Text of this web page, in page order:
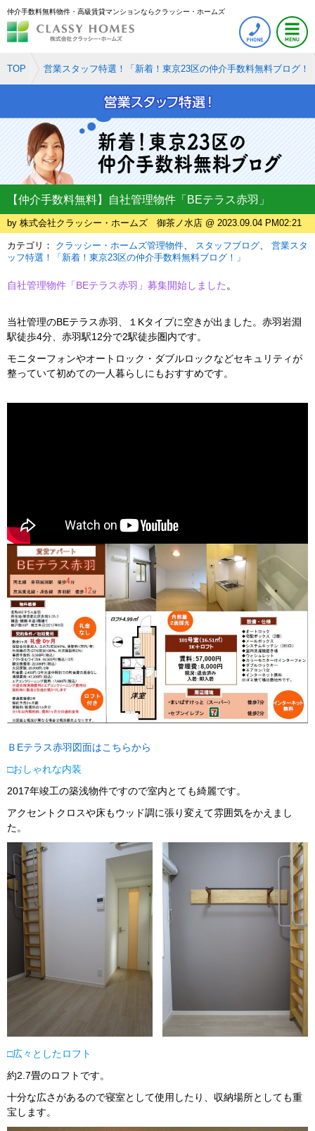
仲介手数料無料物件・高級賃貸マンションならクラッシー・ホームズ
TOP 営業スタッフ特選！「新着！東京23区の仲介手数料無料ブログ！
【仲介手数料無料】自社管理物件「BEテラス赤羽」
by 株式会社クラッシー・ホームズ 御茶ノ水店 @ 2023.09.04 PM02:21
カテゴリ： クラッシー・ホームズ管理物件 スタッフブログ
営業スタ
ッフ特選！「新着！東京23区の仲介手数料無料ブログ！」
自社管理物件「BEテラス赤羽」募集開始しました 。
当社管理のBEテラス赤羽、１Kタイプに空きが出ました。赤羽岩淵
駅徒歩4分、赤羽駅12分で2駅徒歩圏内です。
モニターフォンやオートロック・ダブルロックなどセキュリティが
整っていて初めての一人暮らしにもおすすめです。
ＢEテラス赤羽図面はこちらから
□おしゃれな内装
2017年竣工の築浅物件ですので室内とても綺麗です。
アクセントクロスや床もウッド調に張り変えて雰囲気をかえまし
た。
□広々としたロフト
約2.7畳のロフトです。
十分な広さがあるので寝室として使用したり、収納場所としても重
宝します。